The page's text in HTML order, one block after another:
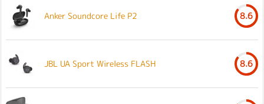
Anker Soundcore Life P2 8.6
JBL UA Sport Wireless FLASH 8.6